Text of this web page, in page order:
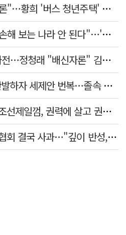
[속보]"내로남불·탁상공론"…황희 '버스 청년주택' 제안에 與 내부서도 쓴소리
李대통령 "결혼 때문에 손해 보는 나라 안 된다"…'결혼 페널티' 22개 손본다
민주당 제주 연설회 난타전…정청래 "배신자론" 김민석 "관리 무능"
국힘 "李대통령, 국민 반발하자 세제안 번복…졸속 국정 즉각 중단"
홍준표, 한동훈 맹폭…"조선제일껌, 권력에 살고 권력에 죽었다"
'심판 성접대' 논란 축구협회 결국 사과…"깊이 반성, 쇄신하겠다"